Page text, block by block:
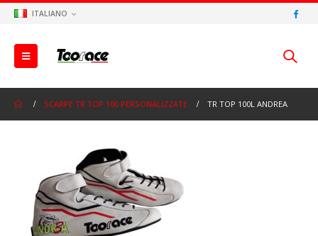
ITALIANO
SCARPE TR TOP 100 PERSONALIZZATE TR TOP 100L ANDREA